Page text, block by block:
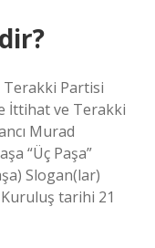
Partisi
Murad
“Üç Paşa”
Slogan(lar)
tarihi 21